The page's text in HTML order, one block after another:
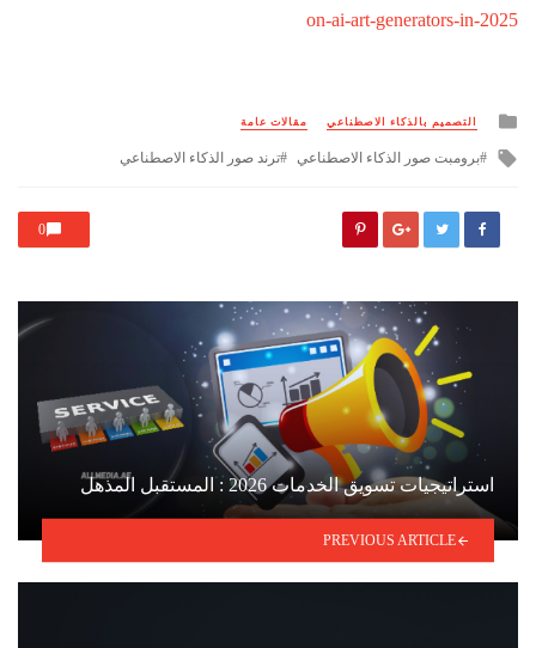
on-ai-art-generators-in-2025
Posted
التصميم بالذكاء الاصطناعي مقالات عامة
Tagged
برومبت صور الذكاء الاصطناعي ترند صور الذكاء الاصطناعي
0
استراتيجيات تسويق الخدمات 2026 : المستقبل المذهل
PREVIOUS ARTICLE